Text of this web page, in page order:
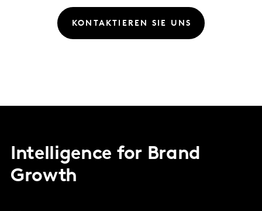
KONTAKTIEREN SIE UNS
Intelligence for Brand
Growth